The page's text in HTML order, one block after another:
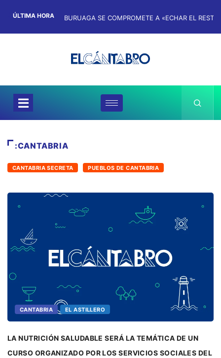
ÚLTIMA HORA
:CANTABRIA
CANTABRIA SECRETA PUEBLOS DE CANTABRIA
CANTABRIA EL ASTILLERO
LA NUTRICIÓN SALUDABLE SERÁ LA TEMÁTICA DE UN
CURSO ORGANIZADO POR LOS SERVICIOS SOCIALES DEL